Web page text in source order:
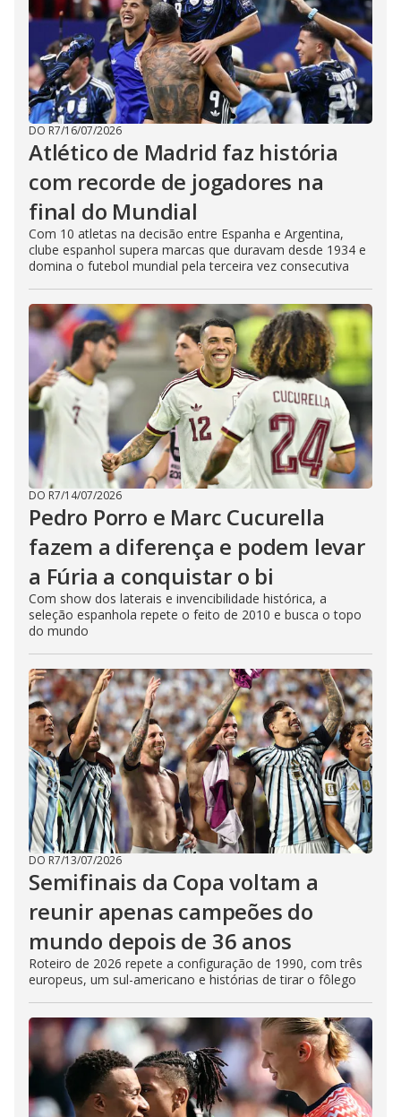
DO R7/16/07/2026
Atlético de Madrid faz história
com recorde de jogadores na
final do Mundial
Com 10 atletas na decisão entre Espanha e Argentina,
clube espanhol supera marcas que duravam desde 1934 e
domina o futebol mundial pela terceira vez consecutiva
DO R7/14/07/2026
Pedro Porro e Marc Cucurella
fazem a diferença e podem levar
a Fúria a conquistar o bi
Com show dos laterais e invencibilidade histórica, a
seleção espanhola repete o feito de 2010 e busca o topo
do mundo
DO R7/13/07/2026
Semifinais da Copa voltam a
reunir apenas campeões do
mundo depois de 36 anos
Roteiro de 2026 repete a configuração de 1990, com três
europeus, um sul-americano e histórias de tirar o fôlego